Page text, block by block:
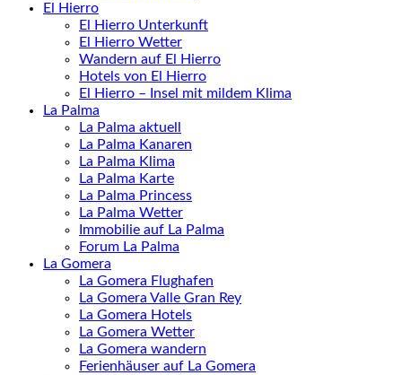
El Hierro
El Hierro Unterkunft
El Hierro Wetter
Wandern auf El Hierro
Hotels von El Hierro
El Hierro – Insel mit mildem Klima
La Palma
La Palma aktuell
La Palma Kanaren
La Palma Klima
La Palma Karte
La Palma Princess
La Palma Wetter
Immobilie auf La Palma
Forum La Palma
La Gomera
La Gomera Flughafen
La Gomera Valle Gran Rey
La Gomera Hotels
La Gomera Wetter
La Gomera wandern
Ferienhäuser auf La Gomera